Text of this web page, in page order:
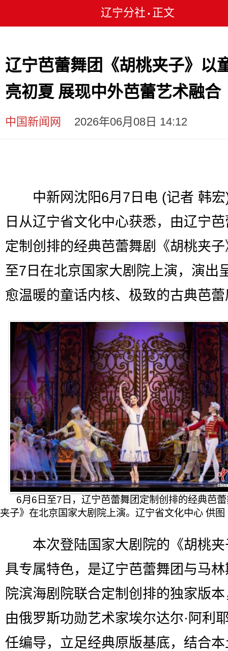
辽宁分社 • 正文
辽宁芭蕾舞团《胡桃夹子》以
亮初夏 展现中外芭蕾艺术融合
中国新闻网 2026年06月08日 14:12
中新网沈阳6月7日电 (记者 韩宏
日从辽宁省文化中心获悉，由辽宁
定制创排的经典芭蕾舞剧《胡桃夹
至7日在北京国家大剧院上演，演出
愈温暖的童话内核、极致的古典芭
6月6日至7日，辽宁芭蕾舞团定制创排的经典芭
夹子》在北京国家大剧院上演。辽宁省文化中心 供图
本次登陆国家大剧院的《胡桃夹
具专属特色，是辽宁芭蕾舞团与马
院滨海剧院联合定制创排的独家版
由俄罗斯功勋艺术家埃尔达尔·阿利
任编导，立足经典原版基底，结合